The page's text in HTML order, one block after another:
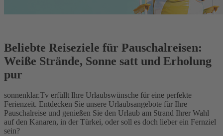
Beliebte Reiseziele für Pauschalreisen:
Weiße Strände, Sonne satt und Erholung
pur
sonnenklar.Tv erfüllt Ihre Urlaubswünsche für eine perfekte
Ferienzeit. Entdecken Sie unsere Urlaubsangebote für Ihre
Pauschalreise und genießen Sie den Urlaub am Strand Ihrer Wahl
auf den Kanaren, in der Türkei, oder soll es doch lieber ein Fernziel
sein?